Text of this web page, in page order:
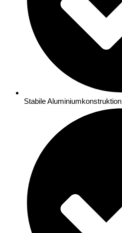
Stabile Aluminiumkonstruktion